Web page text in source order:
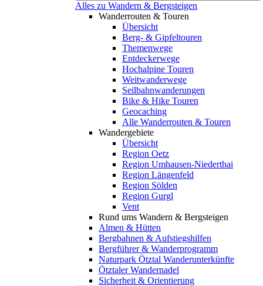
Alles zu Wandern & Bergsteigen
Wanderrouten & Touren
Übersicht
Berg- & Gipfeltouren
Themenwege
Entdeckerwege
Hochalpine Touren
Weitwanderwege
Seilbahnwanderungen
Bike & Hike Touren
Geocaching
Alle Wanderrouten & Touren
Wandergebiete
Übersicht
Region Oetz
Region Umhausen-Niederthai
Region Längenfeld
Region Sölden
Region Gurgl
Vent
Rund ums Wandern & Bergsteigen
Almen & Hütten
Bergbahnen & Aufstiegshilfen
Bergführer & Wanderprogramm
Naturpark Ötztal Wanderunterkünfte
Ötztaler Wandernadel
Sicherheit & Orientierung